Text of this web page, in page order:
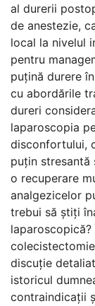
al durerii
de anestezie,
local la nivelul
pentru
puțină durere
cu abordările
dureri
laparoscopia
disconfortului,
puțin
o recuperare
analgezicelor
trebui să știți
discuție
istoricul
contraindicații